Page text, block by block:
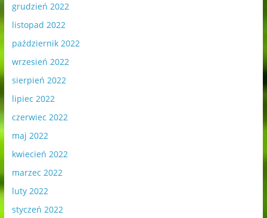
grudzień 2022
listopad 2022
październik 2022
wrzesień 2022
sierpień 2022
lipiec 2022
czerwiec 2022
maj 2022
kwiecień 2022
marzec 2022
luty 2022
styczeń 2022